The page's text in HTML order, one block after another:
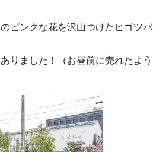
ピンクな花を沢山つけたヒゴツバ
りました！（お昼前に売れたよう